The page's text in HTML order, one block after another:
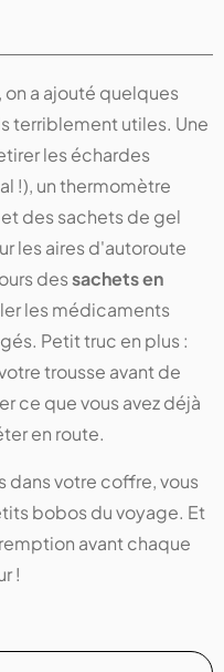
a ajouté quelques
terriblement utiles. Une
les échardes
!), un thermomètre
des sachets de gel
les aires d'autoroute
dessachets en
les médicaments
Petit truc en plus :
trousse avant de
ce que vous avez déjà
en route.
dans votre coffre, vous
bobos du voyage. Et
avant chaque
!